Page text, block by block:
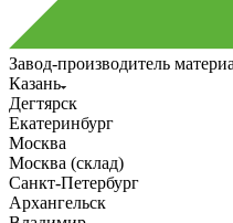
Завод-производитель
Казань
Дегтярск
Екатеринбург
Москва
Москва (склад)
Санкт-Петербург
Архангельск